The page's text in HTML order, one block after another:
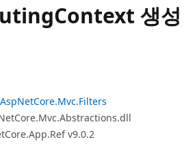
Context 생성
v9.0.2